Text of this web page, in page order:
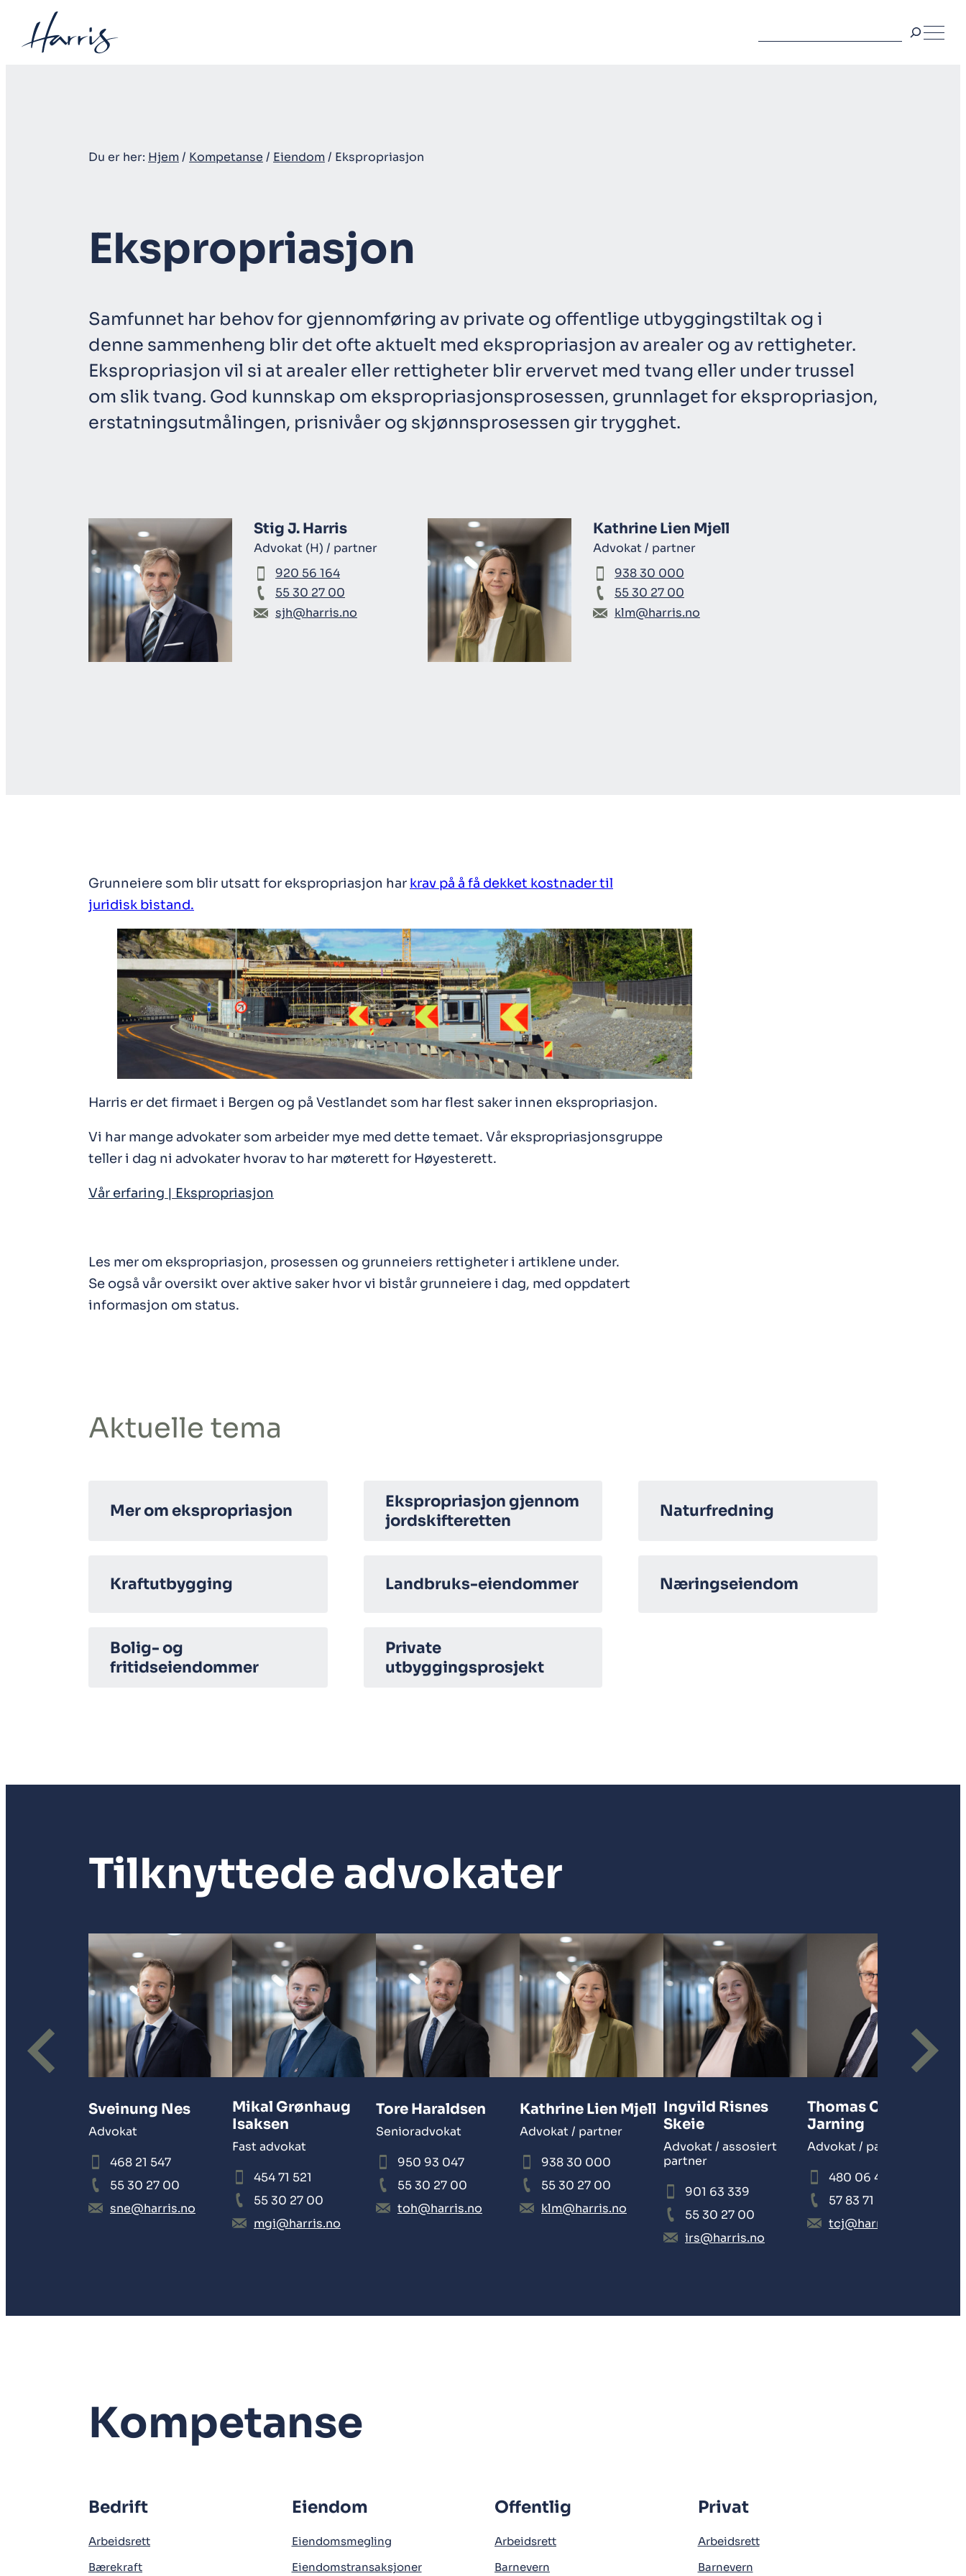
Du er her: Hjem/ Kompetanse / Eiendom/ Ekspropriasjon
Ekspropriasjon
Samfunnet har behov for gjennomføring av private og offentlige utbyggingstiltak og i
denne sammenheng blir det ofte aktuelt med ekspropriasjon av arealer og av rettigheter.
Ekspropriasjon vil si at arealer eller rettigheter blir ervervet med tvang eller under trussel
om slik tvang. God kunnskap om ekspropriasjonsprosessen, grunnlaget for ekspropriasjon,
erstatningsutmålingen, prisnivåer og skjønnsprosessen gir trygghet.
Stig J. Harris
Advokat (H) / partner
920 56 164
55 30 27 00
sjh@harris.no
Kathrine Lien Mjell
Advokat / partner
938 30 000
55 30 27 00
klm@harris.no
Grunneiere som blir utsatt for ekspropriasjon har krav på å få dekket kostnader til
juridisk bistand.
Harris er det firmaet i Bergen og på Vestlandet som har flest saker innen ekspropriasjon.
Vi har mange advokater som arbeider mye med dette temaet. Vår ekspropriasjonsgruppe
teller i dag ni advokater hvorav to har møterett for Høyesterett.
Vår erfaring | Ekspropriasjon
Les mer om ekspropriasjon, prosessen og grunneiers rettigheter i artiklene under.
Se også vår oversikt over aktive saker hvor vi bistår grunneiere i dag, med oppdatert
informasjon om status.
Aktuelle tema
Mer om ekspropriasjon
Ekspropriasjon gjennom
jordskifteretten
Naturfredning
Kraftutbygging Landbruks-eiendommer Næringseiendom
Bolig- og
fritidseiendommer
Private
utbyggingsprosjekt
Tilknyttede advokater
Sveinung Nes
Advokat
468 21 547
55 30 27 00
sne@harris.no
Mikal Grønhaug
Isaksen
Fast advokat
454 71 521
55 30 27 00
mgi@harris.no
Tore Haraldsen
Senioradvokat
950 93 047
55 30 27 00
toh@harris.no
Kathrine Lien Mjell
Advokat / partner
938 30 000
55 30 27 00
klm@harris.no
Ingvild Risnes
Skeie
Advokat / assosiert
partner
901 63 339
55 30 27 00
irs@harris.no
Thomas Christian
Jarning
Advokat / partner
480 06 446
57 83 71 00
tcj@harris.no
Kompetanse
Bedrift
Arbeidsrett
Bærekraft
Eiendom
Eiendomsmegling
Eiendomstransaksjoner
Offentlig
Arbeidsrett
Barnevern
Privat
Arbeidsrett
Barnevern